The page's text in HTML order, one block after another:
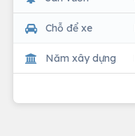
Chỗ để xe
Năm xây dựng